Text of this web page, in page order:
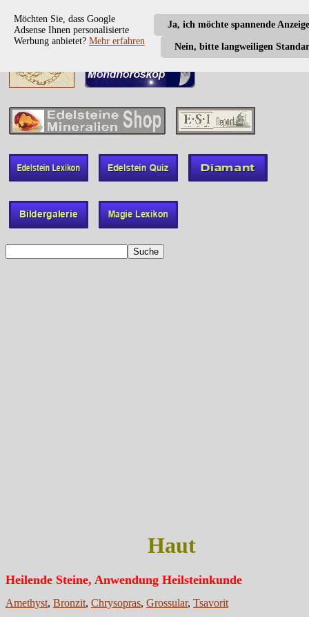
Ja, ich möchte spannende
Nein, bitte langweiligen
Möchten Sie, dass Google
Adsense Ihnen personalisierte
Werbung anbietet? Mehr erfahren
Haut
Heilende Steine, Anwendung Heilsteinkunde
Amethyst, Bronzit, Chrysopras, Grossular, Tsavorit